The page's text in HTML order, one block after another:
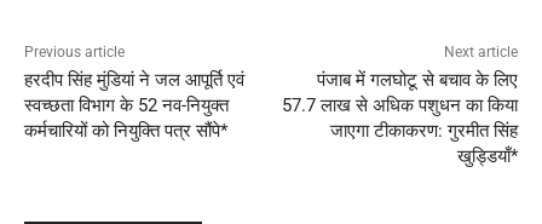
Previous article
हरदीप सिंह मुंडियां ने जल आपूर्ति एवं
स्वच्छता विभाग के 52 नव-नियुक्त
कर्मचारियों को नियुक्ति पत्र सौंपे*
Next article
पंजाब में गलघोटू से बचाव के लिए
57.7 लाख से अधिक पशुधन का किया
जाएगा टीकाकरण: गुरमीत सिंह
खुड्डियाँ*